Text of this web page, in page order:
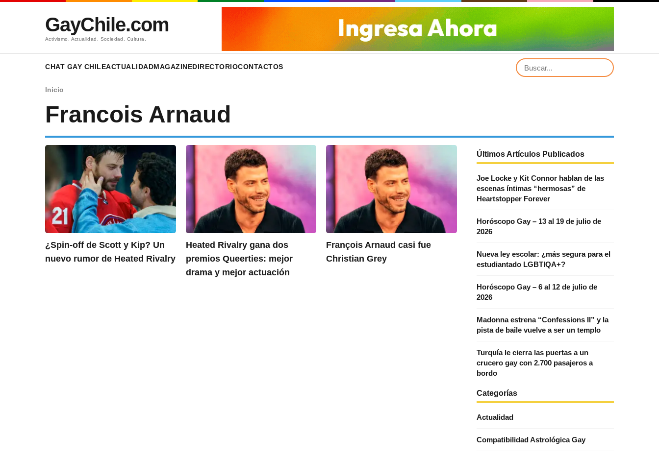
GayChile.com
Activismo. Actualidad. Sociedad. Cultura.
CHAT GAY CHILEACTUALIDADMAGAZINEDIRECTORIOCONTACTOS
Inicio
Francois Arnaud
¿Spin-off de Scott y Kip? Un
nuevo rumor de Heated Rivalry
Heated Rivalry gana dos
premios Queerties: mejor
drama y mejor actuación
François Arnaud casi fue
Christian Grey
Últimos Artículos Publicados
Joe Locke y Kit Connor hablan de las
escenas íntimas “hermosas” de
Heartstopper Forever
Horóscopo Gay – 13 al 19 de julio de
2026
Nueva ley escolar: ¿más segura para el
estudiantado LGBTIQA+?
Horóscopo Gay – 6 al 12 de julio de
2026
Madonna estrena “Confessions II” y la
pista de baile vuelve a ser un templo
Turquía le cierra las puertas a un
crucero gay con 2.700 pasajeros a
bordo
Categorías
Actualidad
Compatibilidad Astrológica Gay